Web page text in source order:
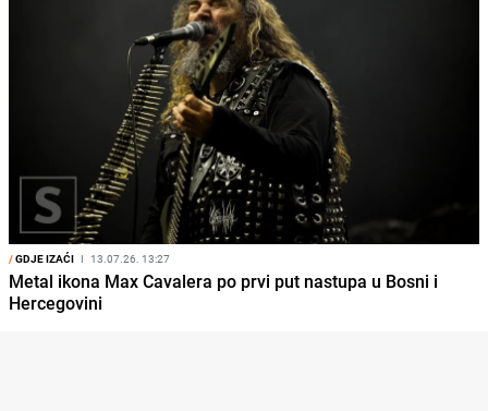
/GDJE IZAĆI I 13.07.26. 13:27
Metal ikona Max Cavalera po prvi put nastupa u Bosni i
Hercegovini